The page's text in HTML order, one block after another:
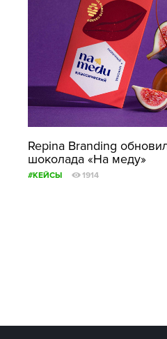
Repina Branding
шоколада «На меду»
#КЕЙСЫ 1914